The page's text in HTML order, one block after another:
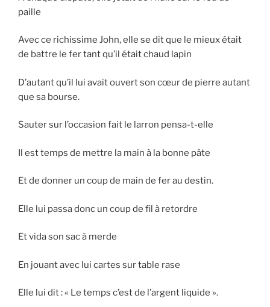
paille
Avec ce richissime John, elle se dit que le mieux était
de battre le fer tant qu’il était chaud lapin
D’autant qu’il lui avait ouvert son cœur de pierre autant
que sa bourse.
Sauter sur l’occasion fait le larron pensa-t-elle
Il est temps de mettre la main à la bonne pâte
Et de donner un coup de main de fer au destin.
Elle lui passa donc un coup de fil à retordre
Et vida son sac à merde
En jouant avec lui cartes sur table rase
Elle lui dit : « Le temps c’est de l’argent liquide ».